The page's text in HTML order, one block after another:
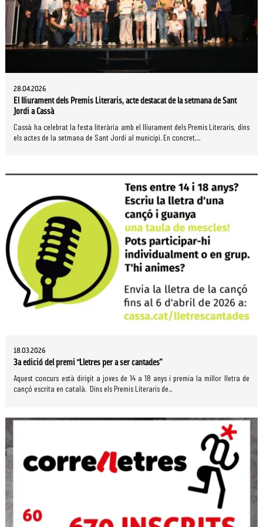
28.04.2026
El lliurament dels Premis Literaris, acte destacat de la setmana de Sant
Jordi a Cassà
Cassà ha celebrat la festa literària amb el lliurament dels Premis Literaris, dins
els actes de la setmana de Sant Jordi al municipi. En concret,...
18.03.2026
3a edició del premi “Lletres per a ser cantades”
Aquest concurs està dirigit a joves de 14 a 18 anys i premia la millor lletra de
cançó escrita en català. Dins els Premis Literaris de...